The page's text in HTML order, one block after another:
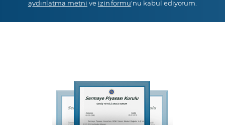
aydınlatma metni ve izin formu'nu kabul ediyorum.